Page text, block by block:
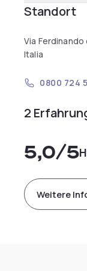
Standort
Via Ferdinando
Italia
0800 724
2
5,0/5
Weitere